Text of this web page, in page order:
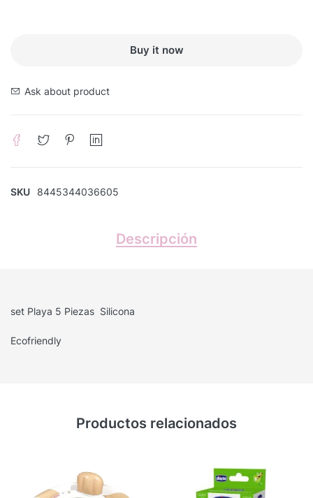
Buy it now
Ask about product
SKU 8445344036605
Descripción
set Playa 5 Piezas Silicona
Ecofriendly
Productos relacionados